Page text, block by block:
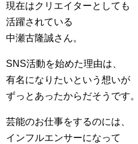
現在はクリエイターとしても
活躍されている
中瀬古隆誠さん。
SNS活動を始めた理由は、
有名になりたいという想いが
ずっとあったからだそうです。
芸能のお仕事をするのには、
インフルエンサーになって